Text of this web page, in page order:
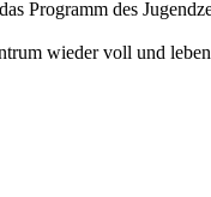
Programm des
wieder voll und